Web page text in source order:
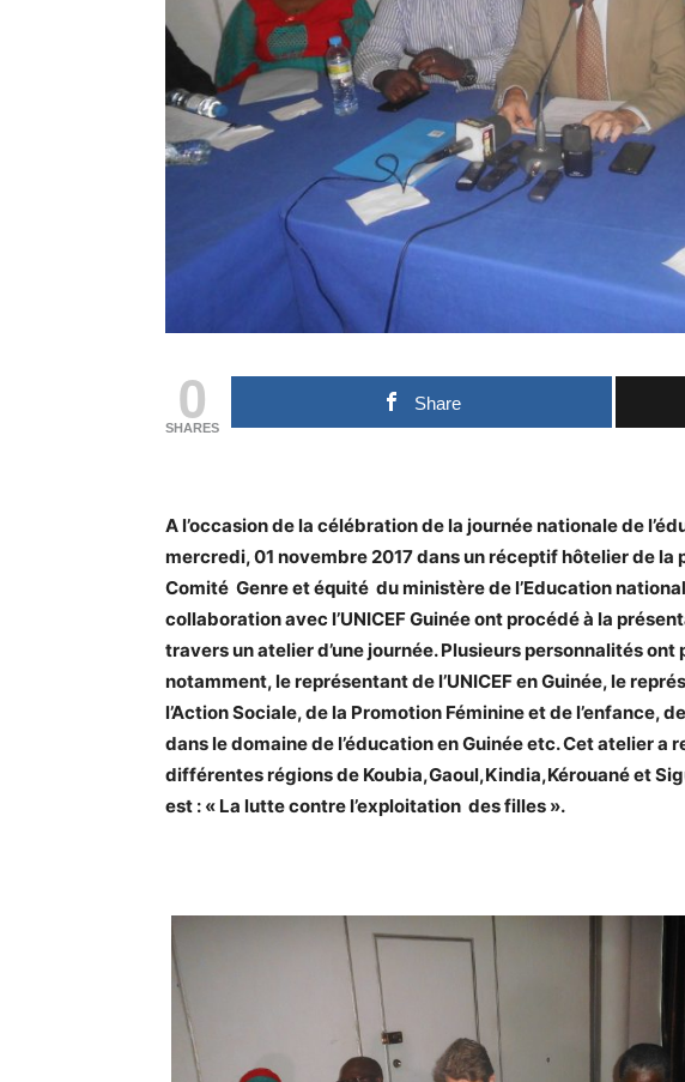
0
SHARES
Share
A l’occasion de la célébration de la journée nationale de
mercredi, 01 novembre 2017 dans un réceptif hôtelier de
Comité Genre et équité du ministère de l’Education
collaboration avec l’UNICEF Guinée ont procédé à la
travers un atelier d’une journée. Plusieurs personnalités
notamment, le représentant de l’UNICEF en Guinée, le
l’Action Sociale, de la Promotion Féminine et de l’enfance,
dans le domaine de l’éducation en Guinée etc. Cet atelier
différentes régions de Koubia,Gaoul,Kindia,Kérouané et
est : « La lutte contre l’exploitation des filles ».